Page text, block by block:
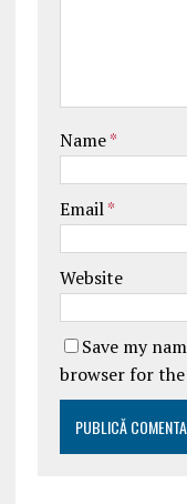
Name*
Email*
Website
Save my
browser for